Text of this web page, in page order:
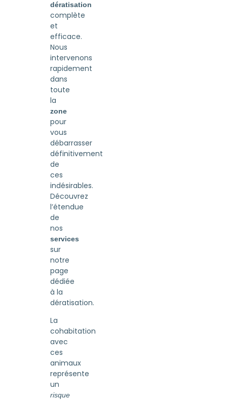
dératisation
complète
et
efficace.
Nous
intervenons
rapidement
dans
toute
la
zone
pour
vous
débarrasser
définitivement
de
ces
indésirables.
Découvrez
l’étendue
de
nos
services
sur
notre
page
dédiée
à la
dératisation.
La
cohabitation
avec
ces
animaux
représente
un
risque